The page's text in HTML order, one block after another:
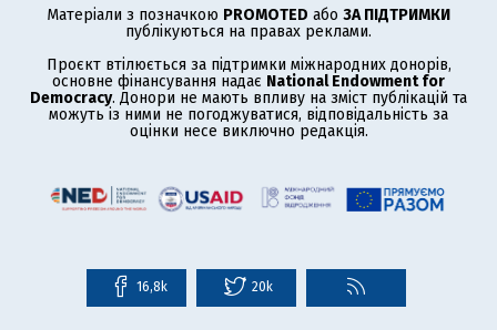
Матеріали з позначкою PROMOTED або ЗА ПІДТРИМКИ
публікуються на правах реклами.
Проєкт втілюється за підтримки міжнародних донорів,
основне фінансування надає National Endowment for
Democracy. Донори не мають впливу на зміст публікацій та
можуть із ними не погоджуватися, відповідальність за
оцінки несе виключно редакція.
16,8k 20k